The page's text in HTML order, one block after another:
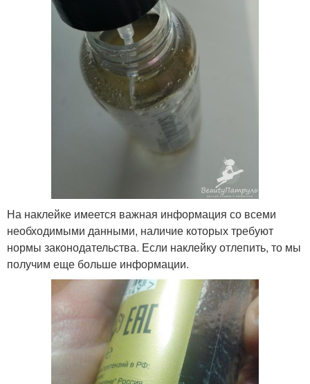
На наклейке имеется важная информация со всеми
необходимыми данными, наличие которых требуют
нормы законодательства. Если наклейку отлепить, то мы
получим еще больше информации.